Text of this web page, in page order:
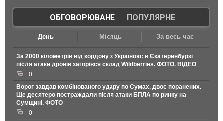
ОБГОВОРЮВАНЕ| ПОПУЛЯРНЕ
День Місяць За весь час
За 2000 кілометрів від кордону з Україною: в Єкатеринбурзі
після атаки дронів загорівся склад Wildberries. ФОТО. ВІДЕО
0
Ворог завдав комбінованого удару по Сумах, двоє поранених.
Ще десятеро постраждали після атаки БПЛА по ринку на
Сумщині. ФОТО
0